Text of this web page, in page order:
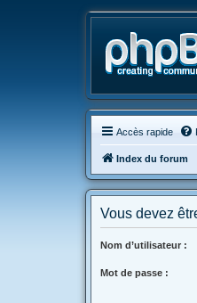
Accès rapide
Index du forum
Vous devez
Nom d’utilisateur :
Mot de passe :